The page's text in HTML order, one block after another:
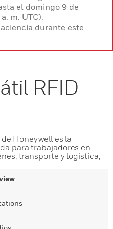
el domingo 9 de
m. UTC).
durante este
RFID
Honeywell es la
para trabajadores en
transporte y logística,